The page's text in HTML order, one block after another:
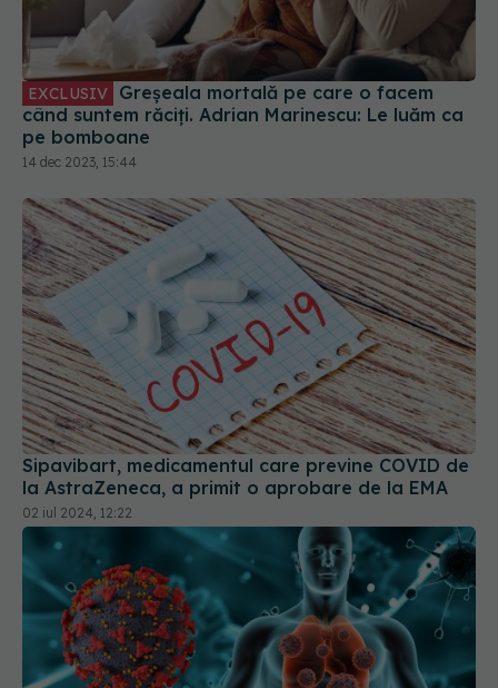
EXCLUSIV
când suntem răciți. Adrian Marinescu: Le luăm ca
pe bomboane
14 dec 2023, 15:44
Sipavibart, medicamentul care previne COVID de
la AstraZeneca, a primit o aprobare de la EMA
02 iul 2024, 12:22